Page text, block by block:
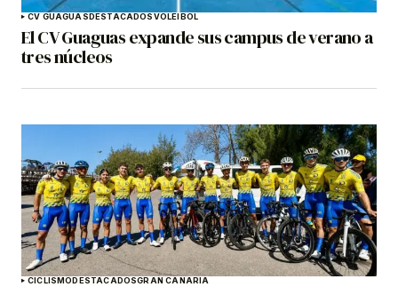
CV GUAGUASDESTACADOSVOLEIBOL
El CV Guaguas expande sus campus de verano a
tres núcleos
CICLISMODESTACADOSGRAN CANARIA